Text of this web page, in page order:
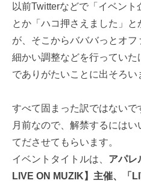
以前Twitterなどで「イベント
とか「ハコ押さえました」
が、そこからバババっとオフ
細かい調整などを行ってい
でありがたいことに出そろい
すべて固まった訳ではない
月前なので、解禁するには
てださせてもらいます。
イベントタイトルは、 アパレ
LIVE ON MUZIK】主催、「